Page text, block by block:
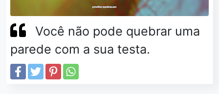
Você não pode quebrar uma
parede com a sua testa.